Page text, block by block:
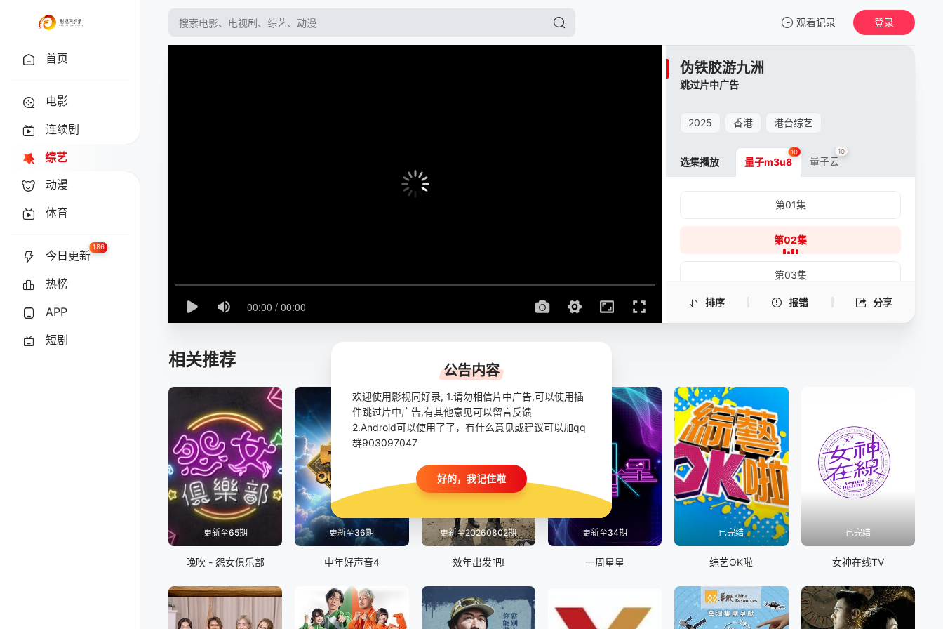
观看记录
我的观影记录
伪铁胶游九洲
登录
首页
电影
连续剧
综艺
动漫
体育
今日更新
186
热榜
APP
短剧
伪铁胶游九洲
跳过片中广告
2025 香港 港台综艺
排序 报错 分享
选集播放 量子m3u8
10
量子云
10
第01集
第02集
第03集
第04集
第07集
第08集
第09集
第10集
相关推荐
更新至65期
晚吹 - 怨女俱乐部
更新至36期
中年好声音4
更新至20260802期
效年出发吧!
更新至34期
一周星星
已完结
综艺OK啦
已完结
女神在线TV
公告内容
欢迎使用影视同好录, 1.请勿相信片中广告,可以使用插
件跳过片中广告,有其他意见可以留言反馈
2.Android可以使用了了，有什么意见或建议可以加qq
群903097047
好的，我记住啦